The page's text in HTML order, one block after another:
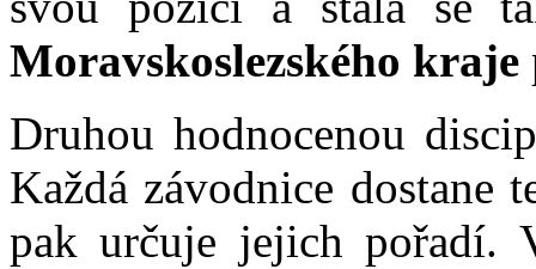
Moravskoslezského kraje
Druhou hodnocenou
Každá závodnice dostane
pak určuje jejich pořadí.